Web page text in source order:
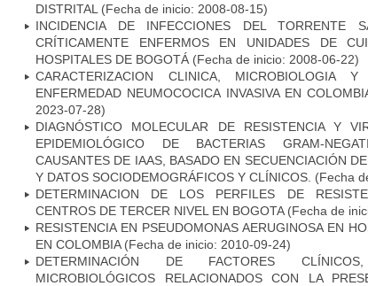
DISTRITAL (Fecha de inicio: 2008-08-15)
INCIDENCIA DE INFECCIONES DEL TORRENTE
CRÍTICAMENTE ENFERMOS EN UNIDADES DE
HOSPITALES DE BOGOTÁ (Fecha de inicio: 2008-06-22)
CARACTERIZACION CLINICA, MICROBIOLOGIA
ENFERMEDAD NEUMOCOCICA INVASIVA EN
2023-07-28)
DIAGNÓSTICO MOLECULAR DE RESISTENCIA Y
EPIDEMIOLÓGICO DE BACTERIAS GRAM-
CAUSANTES DE IAAS, BASADO EN SECUENCIACIÓN
Y DATOS SOCIODEMOGRÁFICOS Y CLÍNICOS. (Fecha
DETERMINACION DE LOS PERFILES DE
CENTROS DE TERCER NIVEL EN BOGOTA(Fecha de
RESISTENCIA EN PSEUDOMONAS AERUGINOSA EN
EN COLOMBIA (Fecha de inicio: 2010-09-24)
DETERMINACIÓN DE FACTORES
MICROBIOLÓGICOS RELACIONADOS CON LA